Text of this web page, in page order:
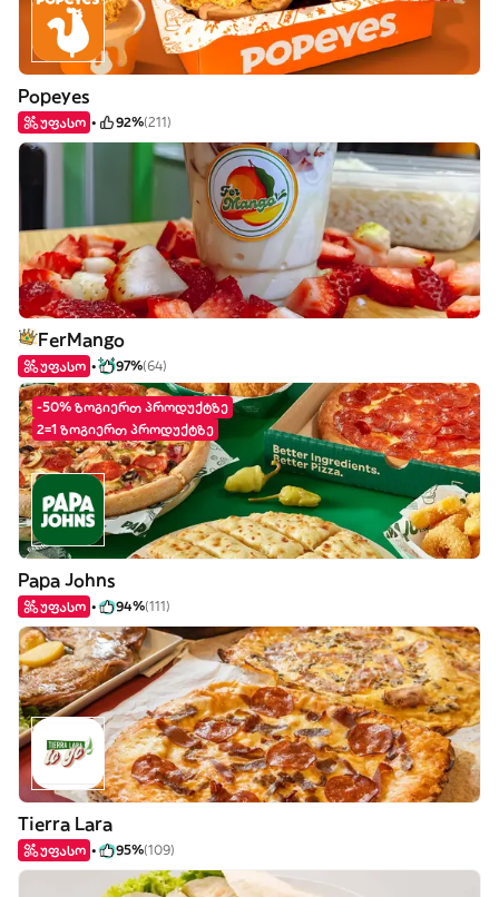
Popeyes
უფასო 92%(211)
FerMango
უფასო 97%(64)
-50% ზოგიერთ პროდუქტზე
2=1 ზოგიერთ პროდუქტზე
Papa Johns
უფასო 94%(111)
Tierra Lara
უფასო 95%(109)